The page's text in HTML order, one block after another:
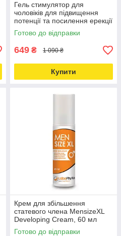
Гель стимулятор для
чоловіків для підвищення
потенції та посилення ерекції
Skyn Excite For Him 15 мл
Love&Life
Готово до відправки
649 ₴ 1 090 ₴
Купити
Крем для збільшення
статевого члена MensizeXL
Developing Cream, 60 мл
Love&Life
Готово до відправки